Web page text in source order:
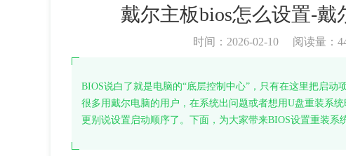
戴尔主板bios怎么设置-戴
时间：2026-02-10 阅读量：
BIOS说白了就是电脑的“底层控制中心”，只有在这里把启动
很多用戴尔电脑的用户，在系统出问题或者想用U盘重装系
更别说设置启动顺序了。下面，为大家带来BIOS设置重装系